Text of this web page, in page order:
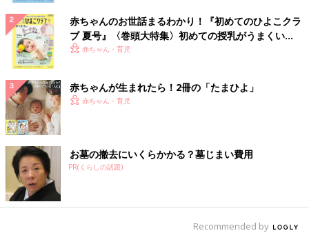
赤ちゃんのお世話まるわかり！『初めてのひよこクラ
ブ 夏号』〈巻頭大特集〉初めての授乳がうまくい
く！ おっぱい・ミルクの基本と夏のトラブル 解決テ
赤ちゃん・育児
赤ちゃんが生まれたら！2冊の「たまひよ」
赤ちゃん・育児
お墓の撤去にいくらかかる？墓じまい費用
PR(くらしの話題)
Recommended by